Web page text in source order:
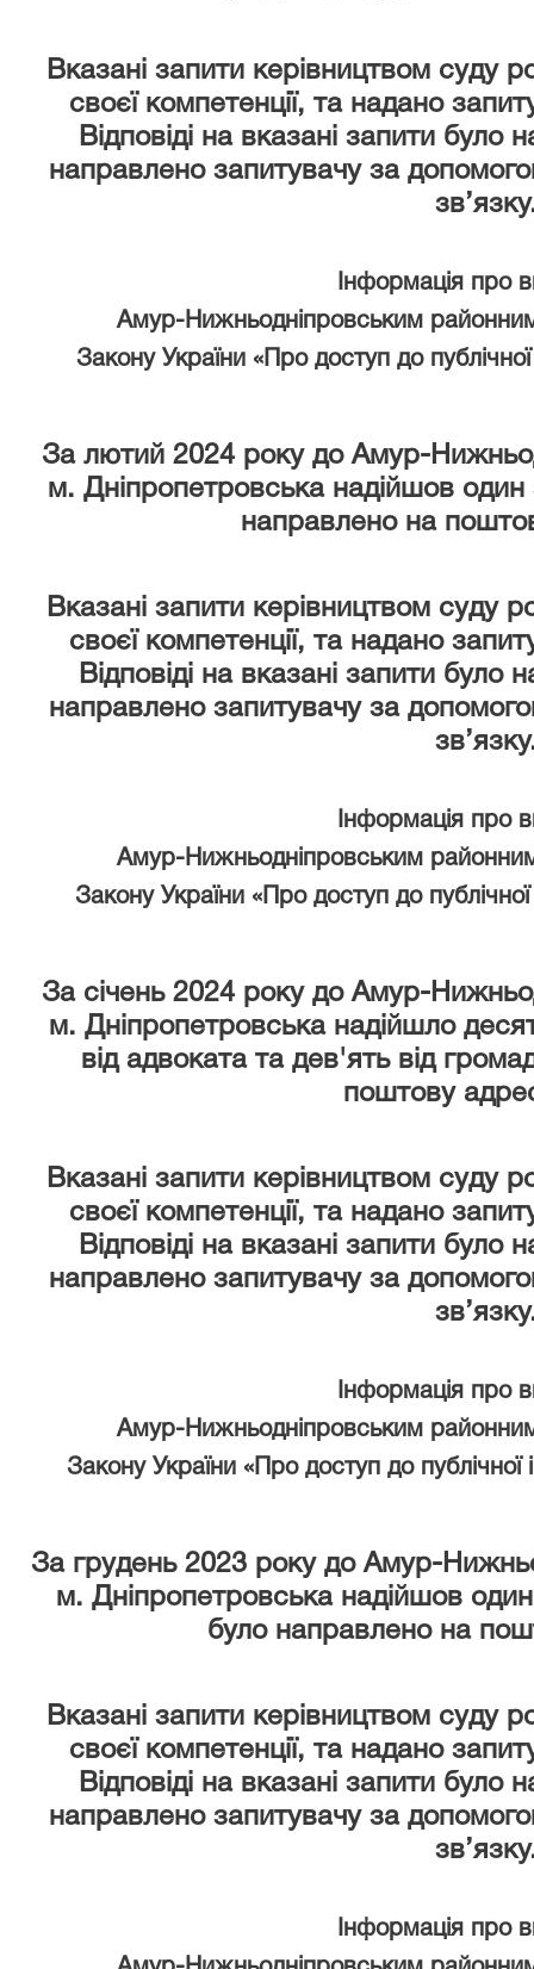
Вказані запити керівництвом суду
своєї компетенції, та надано
Відповіді на вказані запити
направлено запитувачу за
Інформація про
Амур-Нижньодніпровським
Закону України «Про доступ до
За лютий 2024 року до Амур-
м. Дніпропетровська надійшов один
направлено на
Вказані запити керівництвом суду
своєї компетенції, та надано
Відповіді на вказані запити
направлено запитувачу за
Інформація про
Амур-Нижньодніпровським
Закону України «Про доступ до
За січень 2024 року до Амур-
м. Дніпропетровська надійшло
від адвоката та дев'ять від
поштову
Вказані запити керівництвом суду
своєї компетенції, та надано
Відповіді на вказані запити
направлено запитувачу за
Інформація про
Амур-Нижньодніпровським
Закону України «Про доступ до публічної
За грудень 2023 року до Амур-
м. Дніпропетровська надійшов
було направлено на
Вказані запити керівництвом суду
своєї компетенції, та надано
Відповіді на вказані запити
направлено запитувачу за
Інформація про